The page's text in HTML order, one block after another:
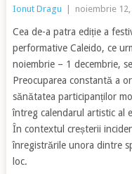
Ionut Dragu noiembrie 12,
Cea de-a patra ediție a
performative Caleido, ce
noiembrie – 1 decembrie,
Preocuparea constantă a
sănătatea participanților
întreg calendarul artistic al
În contextul creșterii
înregistrările unora dintre
loc.